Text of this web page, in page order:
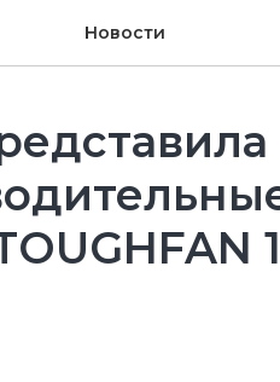
Новости